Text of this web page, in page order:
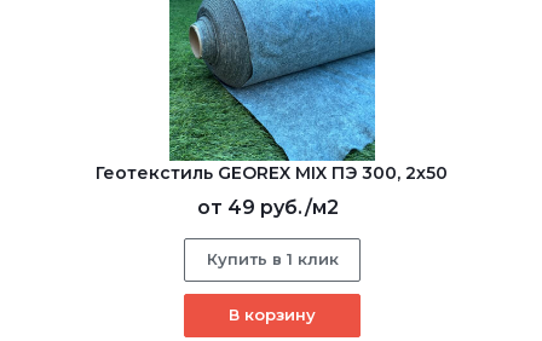
Геотекстиль GEOREX MIX ПЭ 300, 2х50
от 49 руб./м2
Купить в 1 клик
В корзину